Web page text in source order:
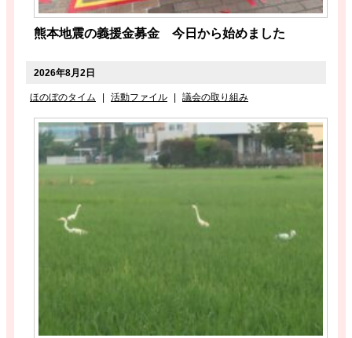
熊本地震の義援金募金 今日から始めました
2026年8月2日
ほのぼのタイム 活動ファイル 議会の取り組み